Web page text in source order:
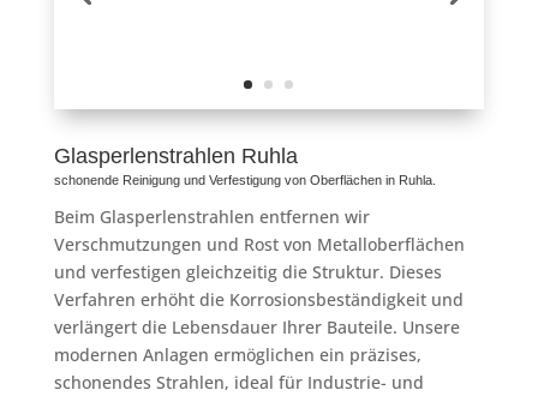
Glasperlenstrahlen Ruhla
schonende Reinigung und Verfestigung von Oberflächen in Ruhla.
Beim Glasperlenstrahlen entfernen wir
Verschmutzungen und Rost von Metalloberflächen
und verfestigen gleichzeitig die Struktur. Dieses
Verfahren erhöht die Korrosionsbeständigkeit und
verlängert die Lebensdauer Ihrer Bauteile. Unsere
modernen Anlagen ermöglichen ein präzises,
schonendes Strahlen, ideal für Industrie- und